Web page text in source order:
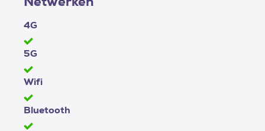
4G
5G
Wifi
Bluetooth